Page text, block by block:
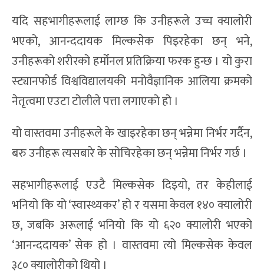
यदि सहभागीहरूलाई लाग्छ कि उनीहरूले उच्च क्यालोरी
भएको, आनन्ददायक मिल्कसेक पिइरहेका छन् भने,
उनीहरूको शरीरको हर्मोनल प्रतिक्रिया फरक हुन्छ । यो कुरा
स्ट्यानफोर्ड विश्वविद्यालयकी मनोवैज्ञानिक आलिया क्रमको
नेतृत्वमा एउटा टोलीले पत्ता लगाएको हो ।
यो वास्तवमा उनीहरूले के खाइरहेका छन् भन्नेमा निर्भर गर्दैन,
बरु उनीहरू त्यसबारे के सोचिरहेका छन् भन्नेमा निर्भर गर्छ ।
सहभागीहरूलाई एउटै मिल्कसेक दिइयो, तर केहीलाई
भनियो कि यो ‘स्वास्थ्यकर’ हो र यसमा केवल १४० क्यालोरी
छ, जबकि अरूलाई भनियो कि यो ६२० क्यालोरी भएको
‘आनन्ददायक’ सेक हो । वास्तवमा त्यो मिल्कसेक केवल
३८० क्यालोरीको थियो ।